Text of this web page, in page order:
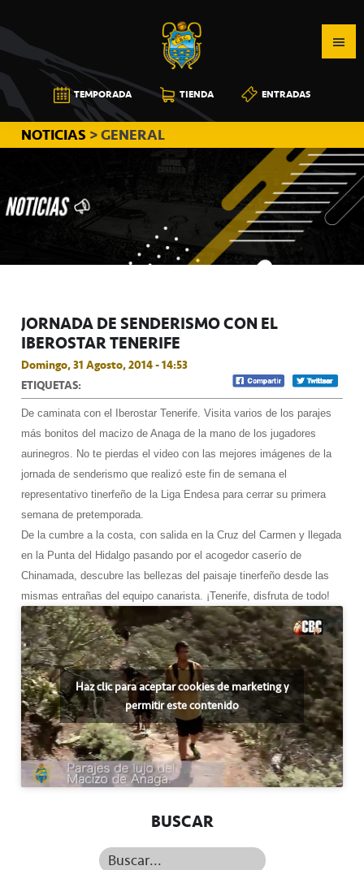
a
la
navegación
principal
al
contenido
principal
a
la
barra
lateral
principal
CB
CANARIAS
TEMPORADA TIENDA ENTRADAS
NOTICIAS > GENERAL
JORNADA DE SENDERISMO CON EL
IBEROSTAR TENERIFE
Domingo, 31 Agosto, 2014 - 14:53
ETIQUETAS:
De caminata con el Iberostar Tenerife. Visita varios de los parajes
más bonitos del macizo de Anaga de la mano de los jugadores
aurinegros. No te pierdas el video con las mejores imágenes de la
jornada de senderismo que realizó este fin de semana el
representativo tinerfeño de la Liga Endesa para cerrar su primera
semana de pretemporada.
De la cumbre a la costa, con salida en la Cruz del Carmen y llegada
en la Punta del Hidalgo pasando por el acogedor caserío de
Chinamada, descubre las bellezas del paisaje tinerfeño desde las
mismas entrañas del equipo canarista. ¡Tenerife, disfruta de todo!
Haz clic para aceptar cookies de marketing y
permitir este contenido
BUSCAR
Buscar...